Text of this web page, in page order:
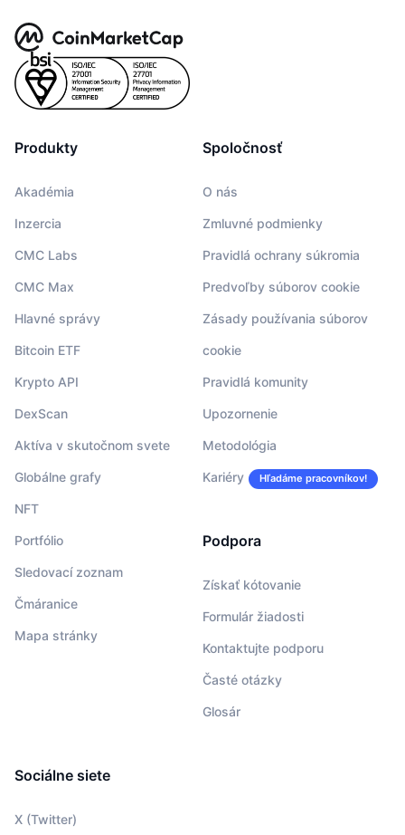
Produkty
Akadémia
Inzercia
CMC Labs
CMC Max
Hlavné správy
Bitcoin ETF
Krypto API
DexScan
Aktíva v skutočnom svete
Globálne grafy
NFT
Portfólio
Sledovací zoznam
Čmáranice
Mapa stránky
Spoločnosť
O nás
Zmluvné podmienky
Pravidlá ochrany súkromia
Predvoľby súborov cookie
Zásady používania súborov
cookie
Pravidlá komunity
Upozornenie
Metodológia
Kariéry Hľadáme pracovníkov!
Podpora
Získať kótovanie
Formulár žiadosti
Kontaktujte podporu
Časté otázky
Glosár
Sociálne siete
X (Twitter)